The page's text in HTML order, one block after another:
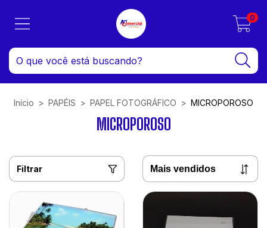
0
Início > PAPÉIS > PAPEL FOTOGRÁFICO > MICROPOROSO
MICROPOROSO
Filtrar